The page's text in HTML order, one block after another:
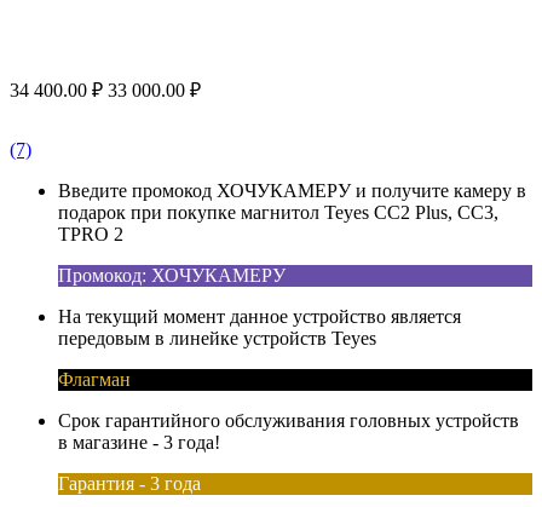
34 400.00 ₽ 33 000.00 ₽
(7)
Введите промокод ХОЧУКАМЕРУ и получите камеру в
подарок при покупке магнитол Teyes CC2 Plus, CC3,
TPRO 2
Промокод: ХОЧУКАМЕРУ
На текущий момент данное устройство является
передовым в линейке устройств Teyes
Флагман
Срок гарантийного обслуживания головных устройств
в магазине - 3 года!
Гарантия - 3 года